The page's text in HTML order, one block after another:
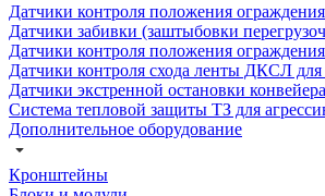
Датчики контроля положения
Датчики забивки (заштыбовки
Датчики контроля положения
Датчики контроля схода ленты ДКСЛ для
Датчики экстренной остановки
Система тепловой защиты ТЗ для
Дополнительное оборудование
Кронштейны